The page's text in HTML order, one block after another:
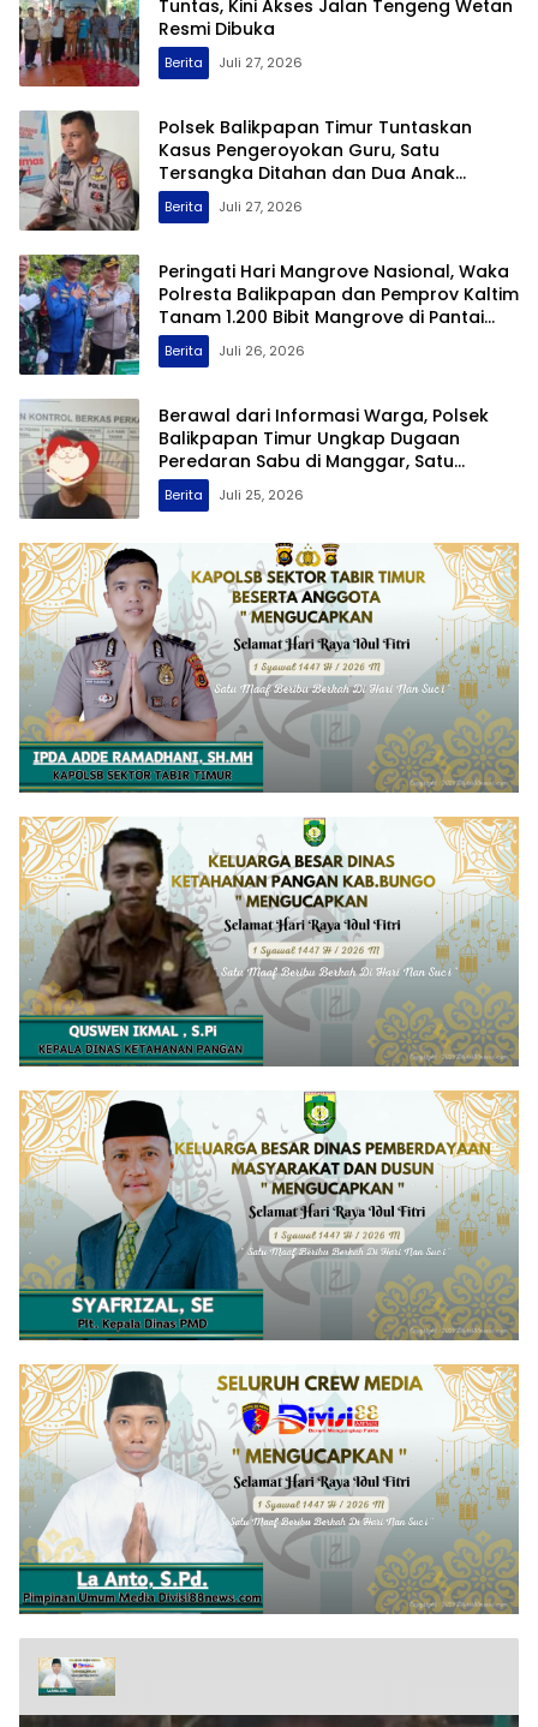
Tuntas, Kini Akses Jalan Tengeng Wetan
Resmi Dibuka
Berita Juli 27, 2026
Polsek Balikpapan Timur Tuntaskan
Kasus Pengeroyokan Guru, Satu
Tersangka Ditahan dan Dua Anak
Berhadapan dengan Hukum Wajib Lapor
Berita Juli 27, 2026
Peringati Hari Mangrove Nasional, Waka
Polresta Balikpapan dan Pemprov Kaltim
Tanam 1.200 Bibit Mangrove di Pantai
Lamaru
Berita Juli 26, 2026
Berawal dari Informasi Warga, Polsek
Balikpapan Timur Ungkap Dugaan
Peredaran Sabu di Manggar, Satu
Terduga Pelaku Diamankan
Berita Juli 25, 2026